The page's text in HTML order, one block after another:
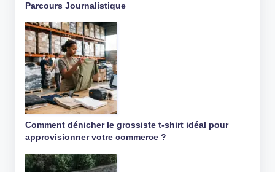
Parcours Journalistique
Comment dénicher le grossiste t-shirt idéal pour
approvisionner votre commerce ?